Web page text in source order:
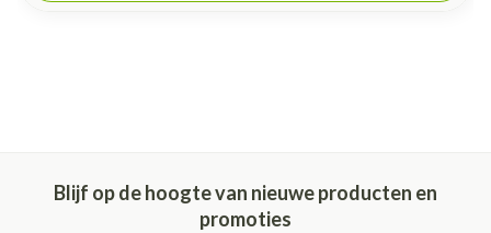
Blijf op de hoogte van nieuwe producten en
promoties